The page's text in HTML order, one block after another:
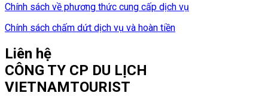
Chính sách về phương thức cung cấp dịch vụ
Chính sách chấm dứt dịch vụ và hoàn tiền
Liên hệ
CÔNG TY CP DU LỊCH
VIETNAMTOURIST